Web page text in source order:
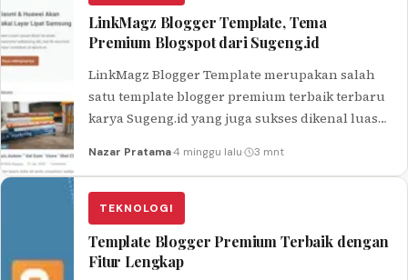
LinkMagz Blogger Template, Tema
Premium Blogspot dari Sugeng.id
LinkMagz Blogger Template merupakan salah
satu template blogger premium terbaik terbaru
karya Sugeng.id yang juga sukses dikenal luas
Nazar Pratama·4 minggu lalu· 3 mnt
TEKNOLOGI
Template Blogger Premium Terbaik dengan
Fitur Lengkap